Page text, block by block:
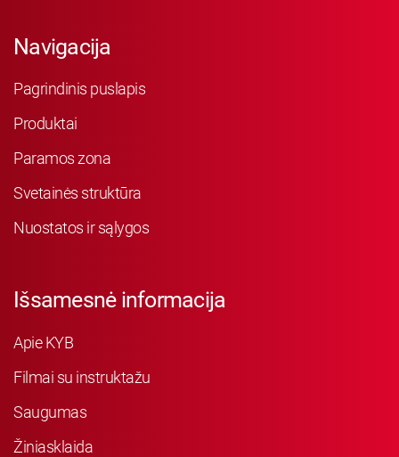
Navigacija
Pagrindinis puslapis
Produktai
Paramos zona
Svetainės struktūra
Nuostatos ir sąlygos
Išsamesnė informacija
Apie KYB
Filmai su instruktažu
Saugumas
Žiniasklaida